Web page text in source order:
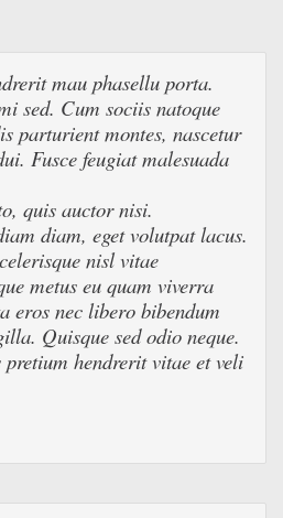
mau phasellu porta.
sed. Cum sociis natoque
parturient montes, nascetur
Fusce feugiat malesuada
quis auctor nisi.
diam, eget volutpat lacus.
nisl vitae
metus eu quam viverra
eros nec libero bibendum
Quisque sed odio neque.
hendrerit vitae et veli